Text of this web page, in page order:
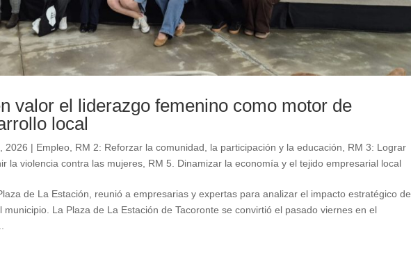
valor el liderazgo femenino como motor de
local
2026 | Empleo RM 2: Reforzar la comunidad, la participación y la educación
RM 3: Lograr
la violencia contra las mujeres RM 5. Dinamizar la economía y el tejido empresarial local
de La Estación, reunió a empresarias y expertas para analizar el impacto estratégico de
La Plaza de La Estación de Tacoronte se convirtió el pasado viernes en el